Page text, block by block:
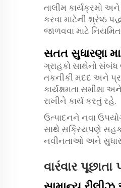
તાલીમ કાર્યક્રમો
કરવા માટેની શ્રેષ્ઠ
જાળવવા માટે
સતત સુધારણા
ગ્રાહકો સાથેનો
તકનીકી મદદ અને
કાર્યક્ષમતા સમીક્ષા
રાખીને કાર્ય કરતું રહે.
ઉત્પાદનને નવા
સાથે સક્રિયપણે
નવીનતાઓ અને
વારંવાર પૂછાતા